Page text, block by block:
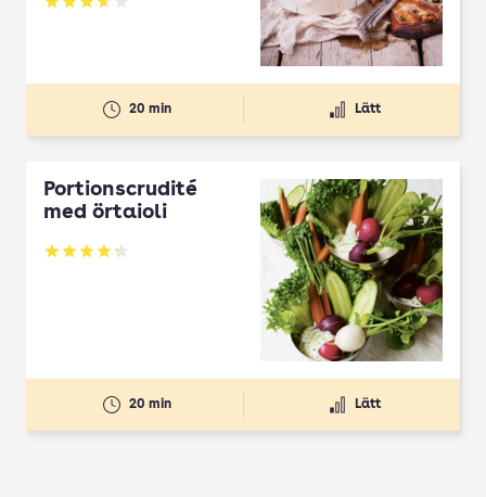
Betyg: 3.66 av 5
20 min Lätt
Portionscrudité
med örtaioli
Betyg: 4.27 av 5
20 min Lätt